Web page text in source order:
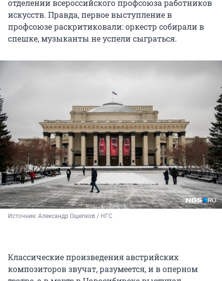
отделении всероссийского профсоюза работников
искусств. Правда, первое выступление в
профсоюзе раскритиковали: оркестр собирали в
спешке, музыканты не успели сыграться.
Источник: Александр Ощепков / НГС
Классические произведения австрийских
композиторов звучат, разумеется, и в оперном